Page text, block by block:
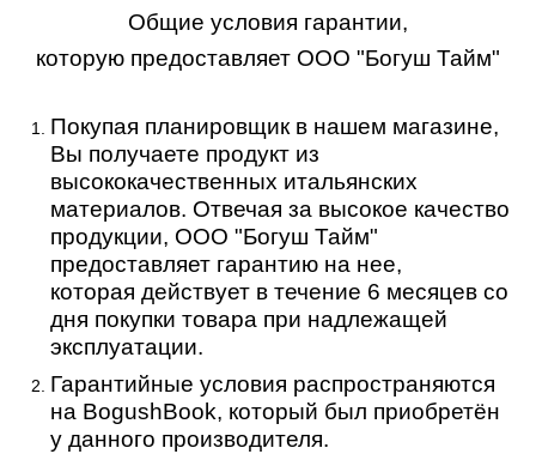
Общие условия гарантии,
которую предоставляет ООО "Богуш Тайм"
Покупая планировщик в нашем магазине,
Вы получаете продукт из
высококачественных итальянских
материалов. Отвечая за высокое качество
продукции, ООО "Богуш Тайм"
предоставляет гарантию на нее,
которая действует в течение 6 месяцев со
дня покупки товара при надлежащей
эксплуатации.
Гарантийные условия распространяются
на BogushBook, который был приобретён
у данного производителя.